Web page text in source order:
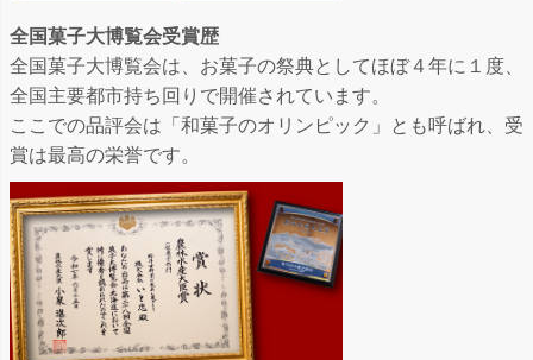
全国菓子大博覧会受賞歴
全国菓子大博覧会は、お菓子の祭典としてほぼ４年に１度、
全国主要都市持ち回りで開催されています。
ここでの品評会は「和菓子のオリンピック」とも呼ばれ、受
賞は最高の栄誉です。